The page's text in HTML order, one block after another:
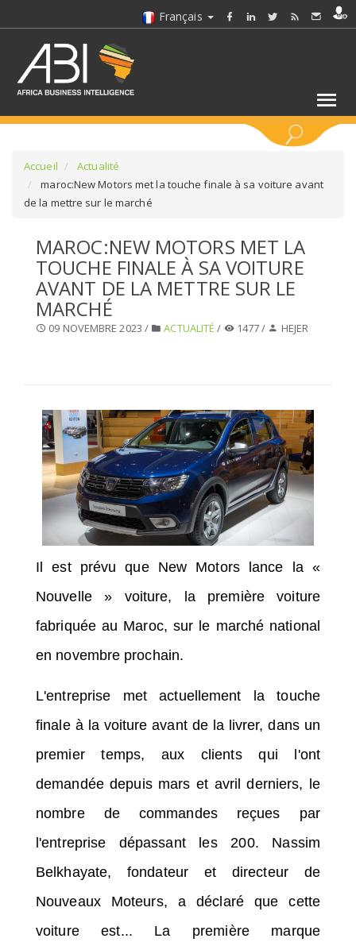
Français
SÉLECTIONNEZ UN DOSSIER
SELECTIONNEZ UNE SECTION
Accueil
Actualité
maroc:New Motors met la touche finale à sa voiture avant
de la mettre sur le marché
MAROC:NEW MOTORS MET LA
TOUCHE FINALE À SA VOITURE
AVANT DE LA METTRE SUR LE
MARCHÉ
09 NOVEMBRE 2023 / ACTUALITÉ / 1477 / HEJER
Il est prévu que New Motors lance la «
Nouvelle » voiture, la première voiture
fabriquée au Maroc, sur le marché national
en novembre prochain.
L'entreprise met actuellement la touche
finale à la voiture avant de la livrer, dans un
premier temps, aux clients qui l'ont
demandée depuis mars et avril derniers, le
nombre de commandes reçues par
l'entreprise dépassant les 200. Nassim
Belkhayate, fondateur et directeur de
Nouveaux Moteurs, a déclaré que cette
voiture est... La première marque